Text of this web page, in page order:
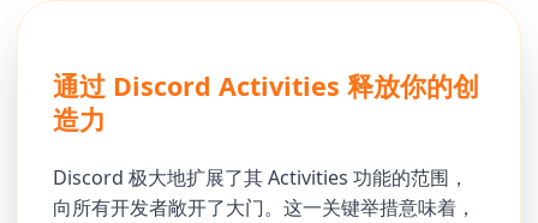
通过 Discord Activities 释放你的创
造力
Discord 极大地扩展了其 Activities 功能的范围，
向所有开发者敞开了大门。这一关键举措意味着，